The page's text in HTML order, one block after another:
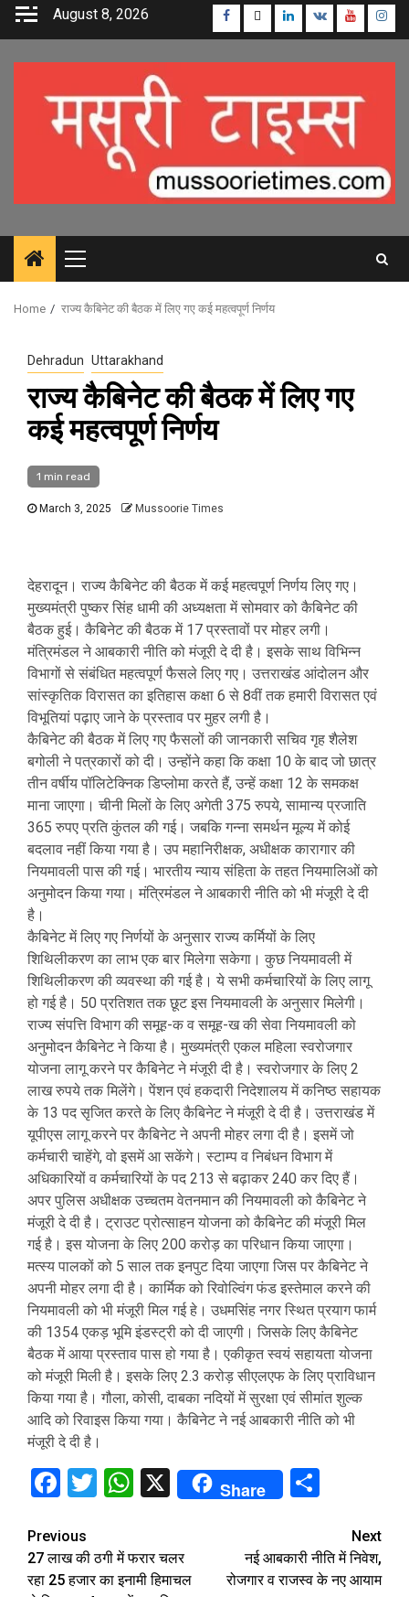
Skip
August 8, 2026 Facebook
TwitterLinkedin
VK Youtube
Primary
Menu
Home राज्य कैबिनेट की बैठक में लिए गए कई महत्वपूर्ण निर्णय
Dehradun Uttarakhand
राज्य कैबिनेट की बैठक में लिए गए
कई महत्वपूर्ण निर्णय
1 min read
March 3, 2025 Mussoorie Times
देहरादून। राज्य कैबिनेट की बैठक में कई महत्वपूर्ण निर्णय लिए गए।
मुख्यमंत्री पुष्कर सिंह धामी की अध्यक्षता में सोमवार को कैबिनेट की
बैठक हुई। कैबिनेट की बैठक में 17 प्रस्तावों पर मोहर लगी।
मंत्रिमंडल ने आबकारी नीति को मंजूरी दे दी है। इसके साथ विभिन्न
विभागों से संबंधित महत्वपूर्ण फैसले लिए गए। उत्तराखंड आंदोलन और
सांस्कृतिक विरासत का इतिहास कक्षा 6 से 8वीं तक हमारी विरासत एवं
विभूतियां पढ़ाए जाने के प्रस्ताव पर मुहर लगी है।
कैबिनेट की बैठक में लिए गए फैसलों की जानकारी सचिव गृह शैलेश
बगोली ने पत्रकारों को दी। उन्होंने कहा कि कक्षा 10 के बाद जो छात्र
तीन वर्षीय पॉलिटेक्निक डिप्लोमा करते हैं, उन्हें कक्षा 12 के समकक्ष
माना जाएगा। चीनी मिलों के लिए अगेती 375 रुपये, सामान्य प्रजाति
365 रुपए प्रति कुंतल की गई। जबकि गन्ना समर्थन मूल्य में कोई
बदलाव नहीं किया गया है। उप महानिरीक्षक, अधीक्षक कारागार की
नियमावली पास की गई। भारतीय न्याय संहिता के तहत नियमालिओं को
अनुमोदन किया गया। मंत्रिमंडल ने आबकारी नीति को भी मंजूरी दे दी
है।
कैबिनेट में लिए गए निर्णयों के अनुसार राज्य कर्मियों के लिए
शिथिलीकरण का लाभ एक बार मिलेगा सकेगा। कुछ नियमावली में
शिथिलीकरण की व्यवस्था की गई है। ये सभी कर्मचारियों के लिए लागू
हो गई है। 50 प्रतिशत तक छूट इस नियमावली के अनुसार मिलेगी।
राज्य संपत्ति विभाग की समूह-क व समूह-ख की सेवा नियमावली को
अनुमोदन कैबिनेट ने किया है। मुख्यमंत्री एकल महिला स्वरोजगार
योजना लागू करने पर कैबिनेट ने मंजूरी दी है। स्वरोजगार के लिए 2
लाख रुपये तक मिलेंगे। पेंशन एवं हकदारी निदेशालय में कनिष्ठ सहायक
के 13 पद सृजित करते के लिए कैबिनेट ने मंजूरी दे दी है। उत्तराखंड में
यूपीएस लागू करने पर कैबिनेट ने अपनी मोहर लगा दी है। इसमें जो
कर्मचारी चाहेंगे, वो इसमें आ सकेंगे। स्टाम्प व निबंधन विभाग में
अधिकारियों व कर्मचारियों के पद 213 से बढ़ाकर 240 कर दिए हैं।
अपर पुलिस अधीक्षक उच्चतम वेतनमान की नियमावली को कैबिनेट ने
मंजूरी दे दी है। ट्राउट प्रोत्साहन योजना को कैबिनेट की मंजूरी मिल
गई है। इस योजना के लिए 200 करोड़ का परिधान किया जाएगा।
मत्स्य पालकों को 5 साल तक इनपुट दिया जाएगा जिस पर कैबिनेट ने
अपनी मोहर लगा दी है। कार्मिक को रिवोल्विंग फंड इस्तेमाल करने की
नियमावली को भी मंजूरी मिल गई हे। उधमसिंह नगर स्थित प्रयाग फार्म
की 1354 एकड़ भूमि इंडस्ट्री को दी जाएगी। जिसके लिए कैबिनेट
बैठक में आया प्रस्ताव पास हो गया है। एकीकृत स्वयं सहायता योजना
को मंजूरी मिली है। इसके लिए 2.3 करोड़ सीएलएफ के लिए प्राविधान
किया गया है। गौला, कोसी, दाबका नदियों में सुरक्षा एवं सीमांत शुल्क
आदि को रिवाइस किया गया। कैबिनेट ने नई आबकारी नीति को भी
मंजूरी दे दी है।
Facebook
TwitterWhatsApp
X Share
Continue
Reading
Previous
27 लाख की ठगी में फरार चलर
रहा 25 हजार का इनामी हिमाचल
Next
नई आबकारी नीति में निवेश,
रोजगार व राजस्व के नए आयाम